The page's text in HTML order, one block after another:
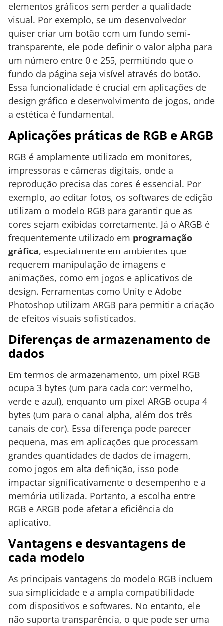
elementos gráficos sem perder a qualidade
visual. Por exemplo, se um desenvolvedor
quiser criar um botão com um fundo semi-
transparente, ele pode definir o valor alpha para
um número entre 0 e 255, permitindo que o
fundo da página seja visível através do botão.
Essa funcionalidade é crucial em aplicações de
design gráfico e desenvolvimento de jogos, onde
a estética é fundamental.
Aplicações práticas de RGB e ARGB
RGB é amplamente utilizado em monitores,
impressoras e câmeras digitais, onde a
reprodução precisa das cores é essencial. Por
exemplo, ao editar fotos, os softwares de edição
utilizam o modelo RGB para garantir que as
cores sejam exibidas corretamente. Já o ARGB é
frequentemente utilizado em programação
gráfica, especialmente em ambientes que
requerem manipulação de imagens e
animações, como em jogos e aplicativos de
design. Ferramentas como Unity e Adobe
Photoshop utilizam ARGB para permitir a criação
de efeitos visuais sofisticados.
Diferenças de armazenamento de
dados
Em termos de armazenamento, um pixel RGB
ocupa 3 bytes (um para cada cor: vermelho,
verde e azul), enquanto um pixel ARGB ocupa 4
bytes (um para o canal alpha, além dos três
canais de cor). Essa diferença pode parecer
pequena, mas em aplicações que processam
grandes quantidades de dados de imagem,
como jogos em alta definição, isso pode
impactar significativamente o desempenho e a
memória utilizada. Portanto, a escolha entre
RGB e ARGB pode afetar a eficiência do
aplicativo.
Vantagens e desvantagens de
cada modelo
As principais vantagens do modelo RGB incluem
sua simplicidade e a ampla compatibilidade
com dispositivos e softwares. No entanto, ele
não suporta transparência, o que pode ser uma